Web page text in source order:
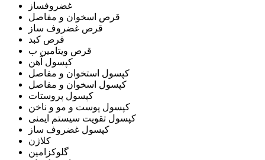
غضروفساز
قرص اسخوان و مفاصل
قرص غضروف ساز
قرص کبد
قرص ویتامین ب
کپسول آهن
کپسول استخوان و مفاصل
کپسول اسخوان و مفاصل
کپسول پروستات
کپسول پوست و مو و ناخن
کپسول تقویت سیستم ایمنی
کپسول غضروف ساز
کلاژن
گلوکزامین